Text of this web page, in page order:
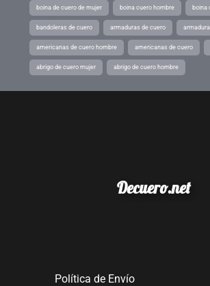
boina de cuero de mujer boina cuero hombre boina
bandoleras de cuero armaduras de cuero
americanas de cuero hombre americanas de cuero
abrigo de cuero mujer abrigo de cuero hombre
Decuero.net
Política de Envío